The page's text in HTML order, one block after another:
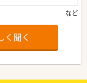
く聞く